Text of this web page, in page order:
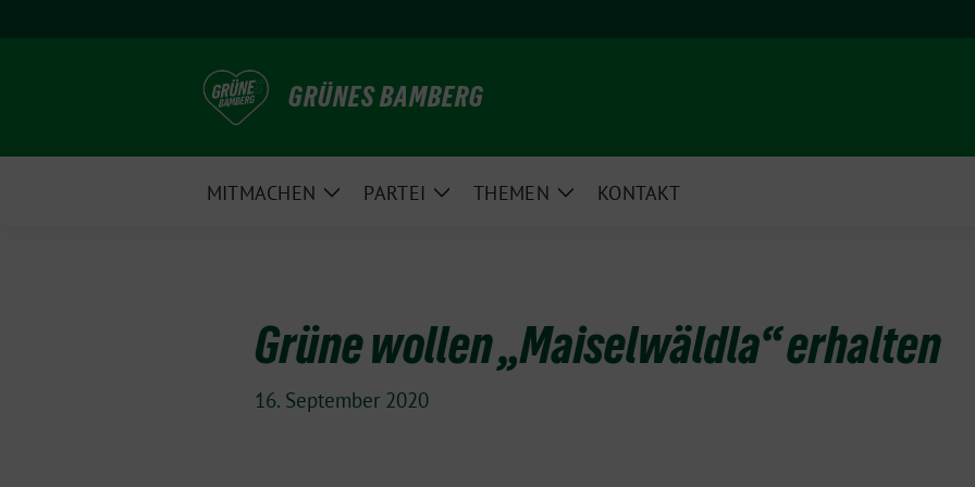
GRÜNES BAMBERG
MITMACHEN
ZeigePARTEI
ZeigeTHEMEN
ZeigeKONTAKT
Grüne wollen „Maiselwäldla“ erhalten
16. September 2020